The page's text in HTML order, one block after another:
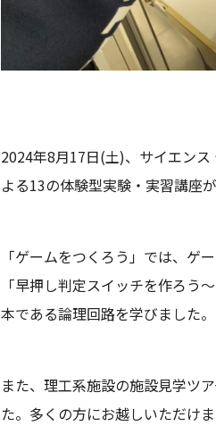
2024年8月17日(土)、サイエン
よる13の体験型実験・実習講座
「ゲームをつくろう」では、ゲ
「早押し判定スイッチを作ろう
本である論理回路を学びました。
また、理工系施設の施設見学ツ
た。多くの方にお越しいただけ